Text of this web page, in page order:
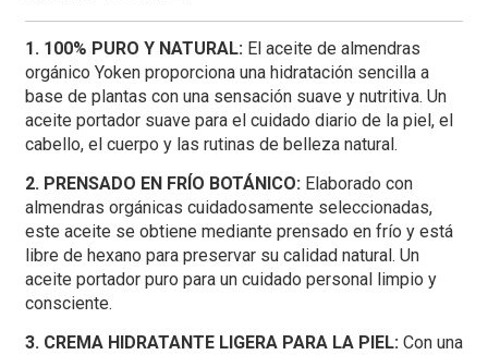
1. 100% PURO Y NATURAL: El aceite de almendras
orgánico Yoken proporciona una hidratación sencilla a
base de plantas con una sensación suave y nutritiva. Un
aceite portador suave para el cuidado diario de la piel, el
cabello, el cuerpo y las rutinas de belleza natural.
2. PRENSADO EN FRÍO BOTÁNICO: Elaborado con
almendras orgánicas cuidadosamente seleccionadas,
este aceite se obtiene mediante prensado en frío y está
libre de hexano para preservar su calidad natural. Un
aceite portador puro para un cuidado personal limpio y
consciente.
3. CREMA HIDRATANTE LIGERA PARA LA PIEL: Con una